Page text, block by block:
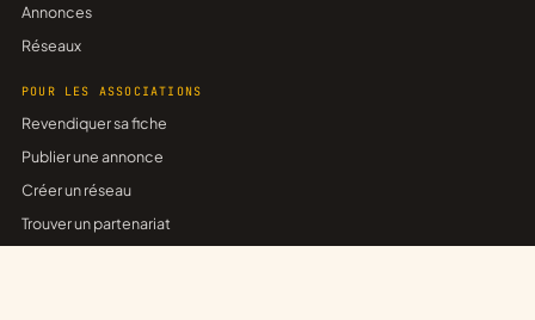
Annonces
Réseaux
POUR LES ASSOCIATIONS
Revendiquer sa fiche
Publier une annonce
Créer un réseau
Trouver un partenariat